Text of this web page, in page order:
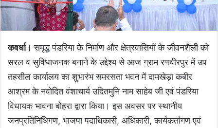
कवर्धा। समृद्ध पंडरिया के निर्माण और क्षेत्रवासियों के जीवनशैली को
सरल व सुविधाजनक बनाने के उद्देश्य से आज ग्राम रणवीरपुर में उप
तहसील कार्यालय का शुभारंभ समरसता भवन में दामखेड़ा कबीर
आश्रम के नवोदित वंशाचार्य उदितमुनि नाम साहेब जी एवं पंडरिया
विधायक भावना बोहरा द्वारा किया। इस अवसर पर स्थानीय
जनप्रतिनिधिगण, भाजपा पदाधिकारी, अधिकारी, कार्यकर्तागण एवं